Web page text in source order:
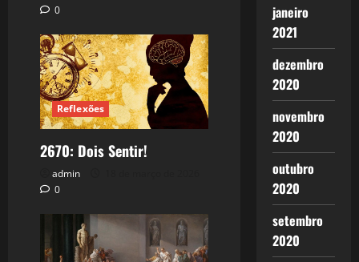
0
Reflexões
2670: Dois Sentir!
admin
0
janeiro
2021
dezembro
2020
novembro
2020
outubro
2020
setembro
2020